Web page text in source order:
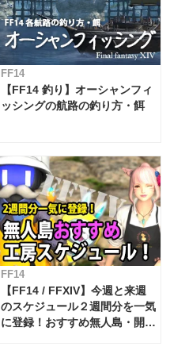
FF14
【FF14 釣り】オーシャンフィ
ッシングの航路の釣り方・餌
FF14
【FF14 / FFXIV】今週と来週
のスケジュール２週間分を一気
に登録！おすすめ無人島・開拓